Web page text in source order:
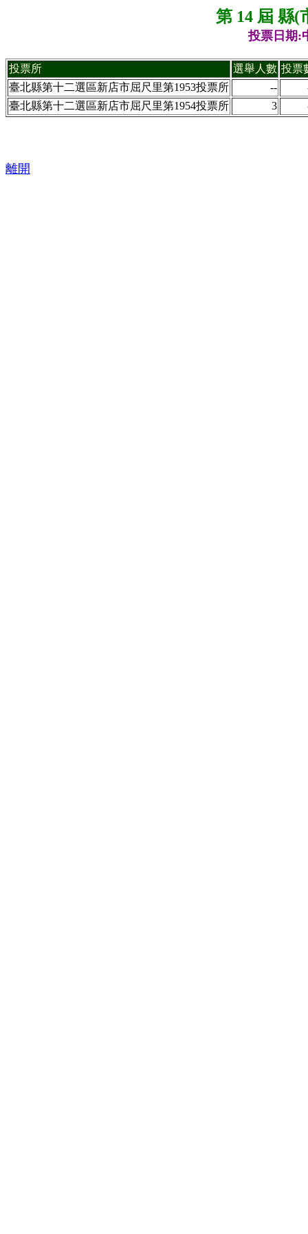
第 14 屆 縣(
投票日期:
投票所 選舉人數 投票
臺北縣第十二選區新店市屈尺里第1953投票所
--
臺北縣第十二選區新店市屈尺里第1954投票所
3
離開